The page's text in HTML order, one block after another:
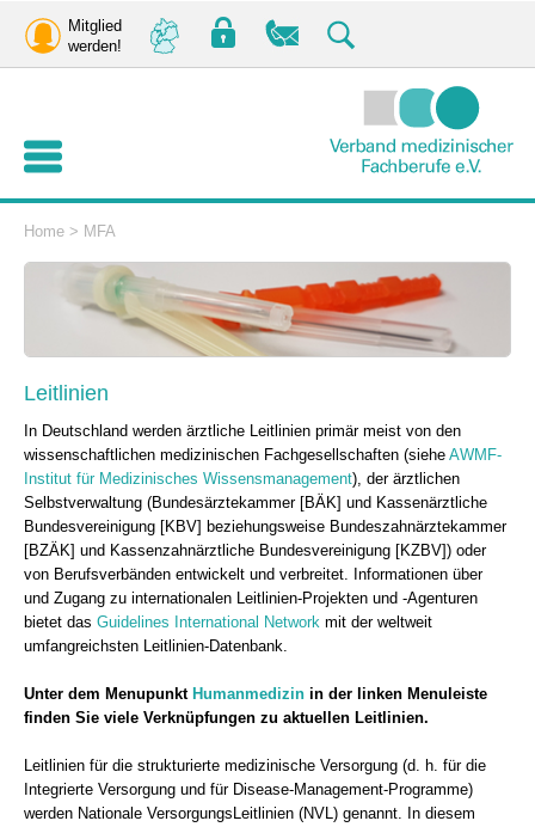
Mitglied
werden!
Home > MFA
Leitlinien
In Deutschland werden ärztliche Leitlinien primär meist von den
wissenschaftlichen medizinischen Fachgesellschaften (siehe AWMF-
Institut für Medizinisches Wissensmanagement), der ärztlichen
Selbstverwaltung (Bundesärztekammer [BÄK] und Kassenärztliche
Bundesvereinigung [KBV] beziehungsweise Bundeszahnärztekammer
[BZÄK] und Kassenzahnärztliche Bundesvereinigung [KZBV]) oder
von Berufsverbänden entwickelt und verbreitet. Informationen über
und Zugang zu internationalen Leitlinien-Projekten und -Agenturen
bietet das Guidelines International Network mit der weltweit
umfangreichsten Leitlinien-Datenbank.
Unter dem Menupunkt Humanmedizin in der linken Menuleiste
finden Sie viele Verknüpfungen zu aktuellen Leitlinien.
Leitlinien für die strukturierte medizinische Versorgung (d. h. für die
Integrierte Versorgung und für Disease-Management-Programme)
werden Nationale VersorgungsLeitlinien (NVL) genannt. In diesem